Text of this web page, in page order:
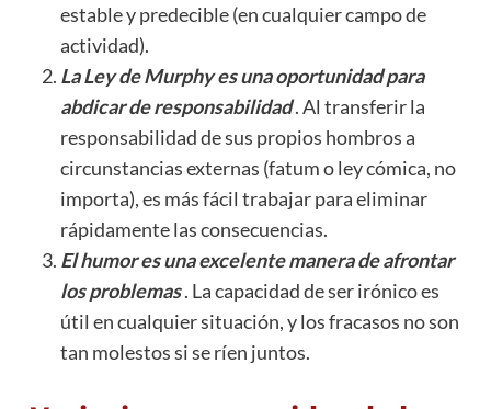
estable y predecible (en cualquier campo de
actividad).
La Ley de Murphy es una oportunidad para
abdicar de responsabilidad. Al transferir la
responsabilidad de sus propios hombros a
circunstancias externas (fatum o ley cómica, no
importa), es más fácil trabajar para eliminar
rápidamente las consecuencias.
El humor es una excelente manera de afrontar
los problemas. La capacidad de ser irónico es
útil en cualquier situación, y los fracasos no son
tan molestos si se ríen juntos.